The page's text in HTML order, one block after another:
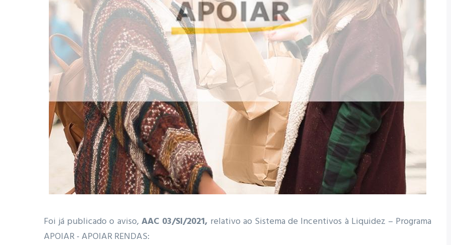
Foi já publicado o aviso, AAC 03/SI/2021, relativo ao Sistema de Incentivos à Liquidez – Programa
APOIAR - APOIAR RENDAS: